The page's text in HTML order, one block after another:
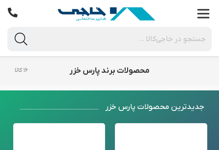
محصولات برند پارس خزر ۱۶ کالا
جدید‌ترین محصولات پارس خزر